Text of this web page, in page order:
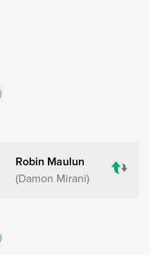
Robin Maulun
Damon Mirani